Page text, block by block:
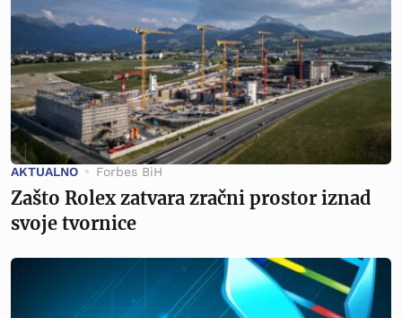
AKTUALNO Forbes BiH
Zašto Rolex zatvara zračni prostor iznad
svoje tvornice